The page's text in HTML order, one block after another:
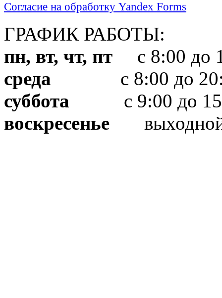
Согласие на обработку Yandex Forms
ГРАФИК РАБОТЫ:
пн, вт, чт, пт с 8:00 до
среда с 8:00 до
суббота с 9:00 до
воскресенье